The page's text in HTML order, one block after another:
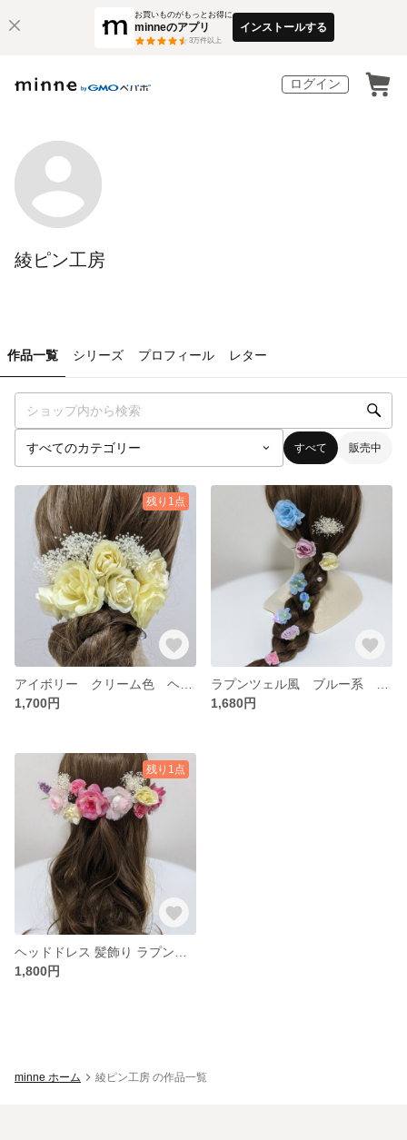
お買いものがもっとお得に
minneのアプリ
3万件以上
インストールする
ログイン
綾ピン工房
作品一覧 シリーズ プロフィール レター
すべて 販売中
残り1点
1,700円
1,680円
残り1点
1,800円
minne ホーム 綾ピン工房 の作品一覧